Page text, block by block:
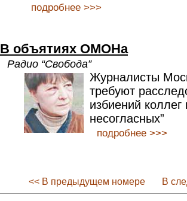
подробнее >>>
В объятиях ОМОНа
Радио “Свобода”
Журналисты
требуют
избиений
несогласных”
подробнее >>>
<< В предыдущем номере В